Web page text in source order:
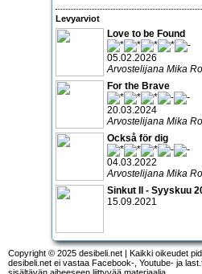
Levyarviot
Love to be Found
05.02.2026
Arvostelijana Mika
For the Brave
20.03.2024
Arvostelijana Mika
Också för dig
04.03.2022
Arvostelijana Mika
Sinkut II - Syyskuu
15.09.2021
Copyright © 2025 desibeli.net | Kaikki oikeudet
desibeli.net ei vastaa Facebook-, Youtube- ja
sisältävän aiheeseen liittyvää materiaalia.